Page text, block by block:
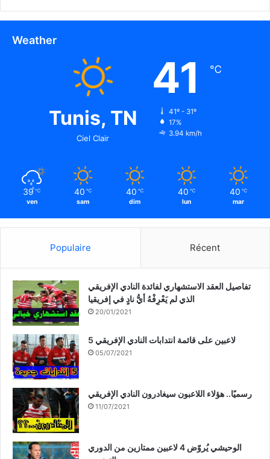
Weather
Tunis, TN
Ciel Clair
41 ℃
41º - 31º
17%
3.94 km/h
39 ℃
ven
40 ℃
sam
40 ℃
dim
40 ℃
lun
40 ℃
mar
Populaire Récent
تفاصيل العقد الاستشهاري لفائدة النادي الإفريقي
الذي لم يَعْرِفْهُ أيُّ نادٍ في إفريقيا
20/01/2021
5 لاعبين على قائمة انتدابات النادي الإفريقي
05/07/2021
رسميًا.. هؤلاء اللاعبون سيغادرون النادي الإفريقي
11/07/2021
الوحيشي يُروّض 4 لاعبين ممتازين من الدوري